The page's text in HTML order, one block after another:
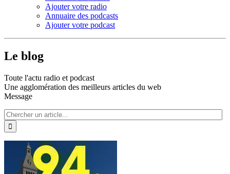
Ajouter votre radio
Annuaire des podcasts
Ajouter votre podcast
Le blog
Toute l'actu radio et podcast
Une agglomération des meilleurs articles du web
Message